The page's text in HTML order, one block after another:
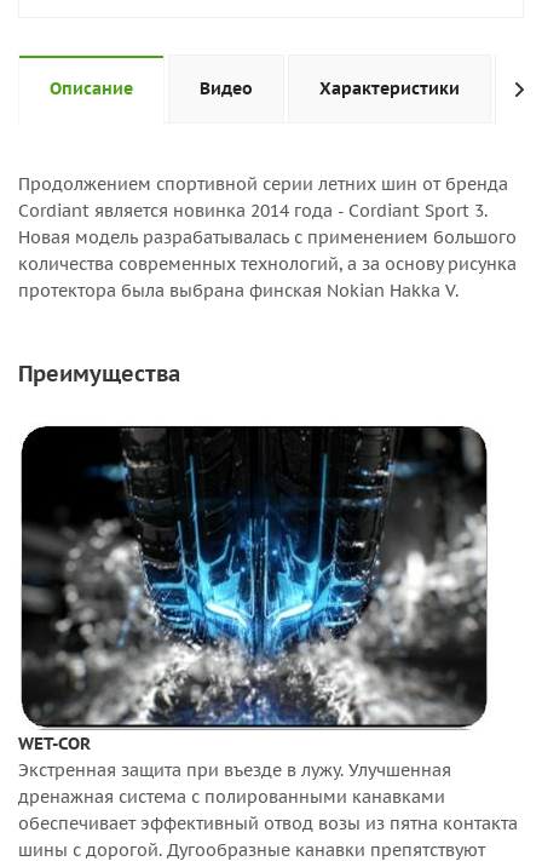
Описание Видео Характеристики
Продолжением спортивной серии летних шин от бренда
Cordiant является новинка 2014 года - Cordiant Sport 3.
Новая модель разрабатывалась с применением большого
количества современных технологий, а за основу рисунка
протектора была выбрана финская Nokian Hakka V.
Преимущества
WET-COR
Экстренная защита при въезде в лужу. Улучшенная
дренажная система с полированными канавками
обеспечивает эффективный отвод возы из пятна контакта
шины с дорогой. Дугообразные канавки препятствуют